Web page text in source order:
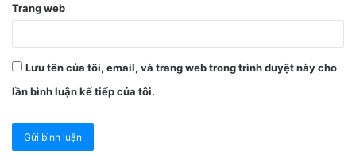
Trang web
Lưu tên của tôi, email, và trang web trong trình duyệt này cho
lần bình luận kế tiếp của tôi.